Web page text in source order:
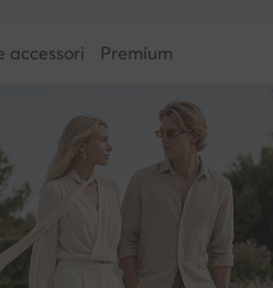
accessori Premium